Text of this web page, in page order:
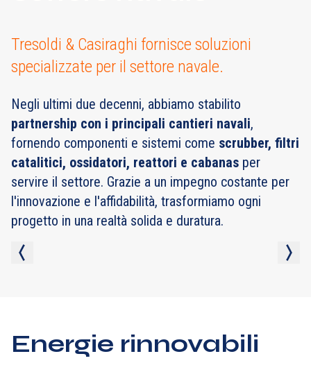
Tresoldi & Casiraghi fornisce soluzioni
specializzate per il settore navale.
Negli ultimi due decenni, abbiamo stabilito
partnership con i principali cantieri navali,
fornendo componenti e sistemi come scrubber, filtri
catalitici, ossidatori, reattori e cabanas per
servire il settore. Grazie a un impegno costante per
l'innovazione e l'affidabilità, trasformiamo ogni
progetto in una realtà solida e duratura.
Energie rinnovabili